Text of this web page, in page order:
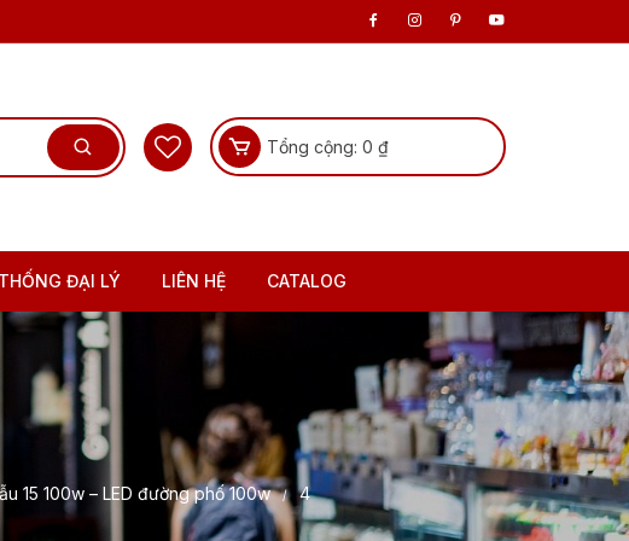
Tổng cộng: 0 ₫
ĐẠI LÝ LIÊN HỆ CATALOG
15 100w – LED đường phố 100w 4